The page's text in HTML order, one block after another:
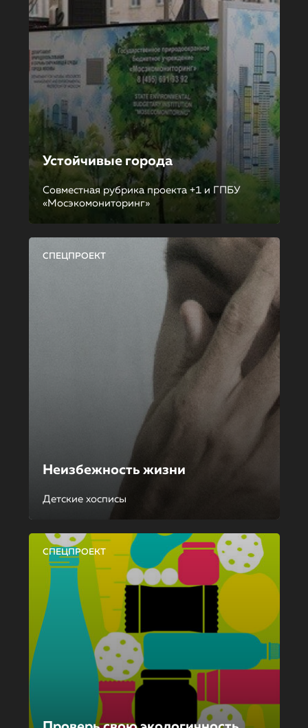
Устойчивые города
Совместная рубрика проекта +1 и ГПБУ
«Мосэкомониторинг»
СПЕЦПРОЕКТ
Неизбежность жизни
Детские хосписы
СПЕЦПРОЕКТ